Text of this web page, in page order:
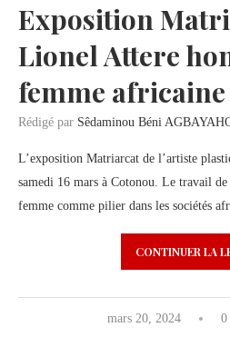
Exposition
Lionel Attere
femme africaine
Rédigé par Sêdaminou Béni
L’exposition Matriarcat de l’artiste
samedi 16 mars à Cotonou. Le travail
femme comme pilier dans les sociétés
CONTINUER LA
mars 20, 2024 0